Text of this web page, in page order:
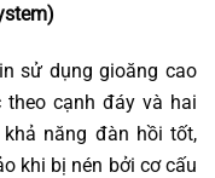
sử dụng gioăng cao
cạnh đáy và hai
năng đàn hồi tốt,
khi bị nén bởi cơ cấu